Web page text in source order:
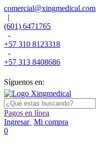
comercial@xingmedical.com
|
(601) 6471765
-
+57 310 8123318
-
+57 313 8408686
Síguenos en:
Pagos en línea
Ingresar Mi compra
0